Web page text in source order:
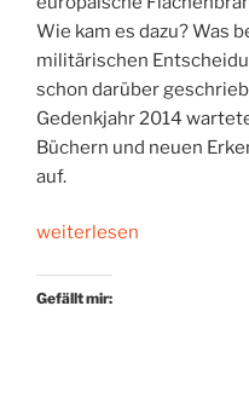
Wie kam es dazu? Was
militärischen
schon darüber
Gedenkjahr 2014
Büchern und neuen
auf.
„Leseprojekt
Weltkrieg“
weiterlesen
Gefällt mir: